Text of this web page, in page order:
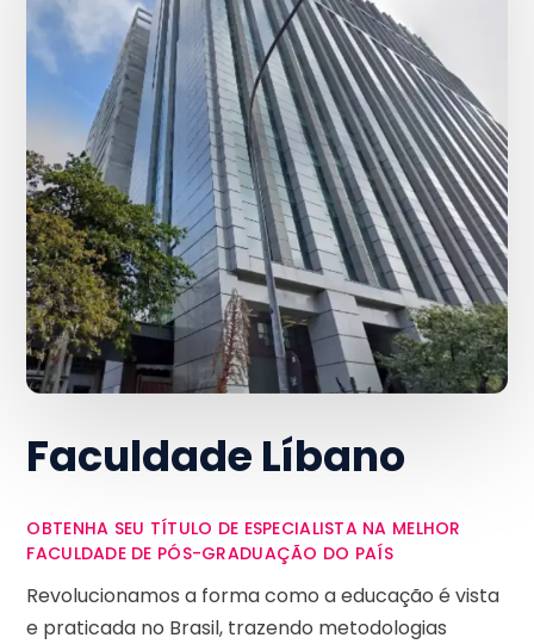
Faculdade Líbano
OBTENHA SEU TÍTULO DE ESPECIALISTA NA MELHOR
FACULDADE DE PÓS-GRADUAÇÃO DO PAÍS
Revolucionamos a forma como a educação é vista
e praticada no Brasil, trazendo metodologias